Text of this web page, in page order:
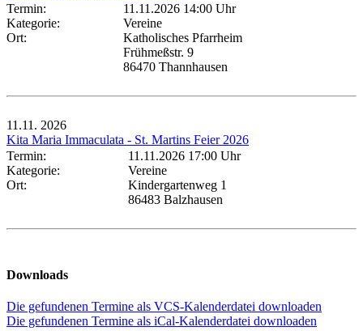
Termin:
11.11.2026 14:00 Uhr
Kategorie:
Vereine
Ort:
Katholisches Pfarrheim
Frühmeßstr. 9
86470 Thannhausen
11.11. 2026
Kita Maria Immaculata - St. Martins Feier 2026
Termin:
11.11.2026 17:00 Uhr
Kategorie:
Vereine
Ort:
Kindergartenweg 1
86483 Balzhausen
Downloads
Die gefundenen Termine als VCS-Kalenderdatei downloaden
Die gefundenen Termine als iCal-Kalenderdatei downloaden